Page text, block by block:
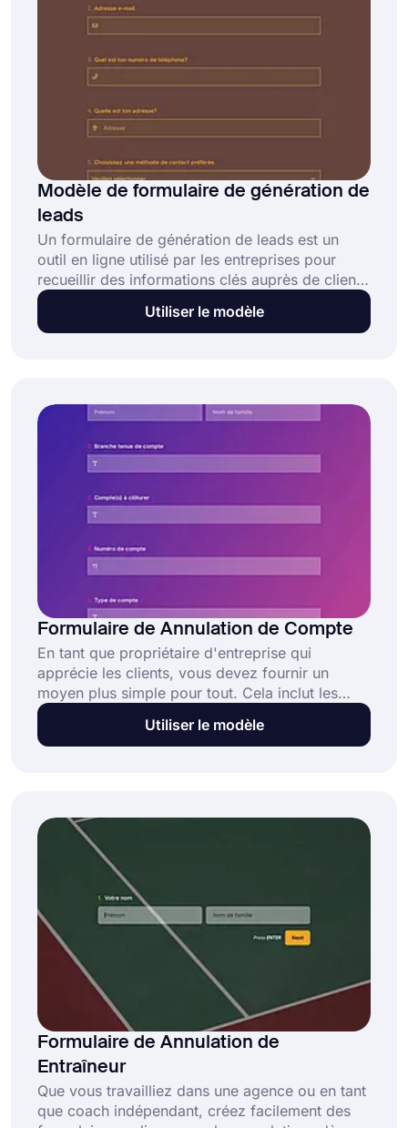
Modèle de formulaire de génération de
leads
Un formulaire de génération de leads est un
outil en ligne utilisé par les entreprises pour
recueillir des informations clés auprès de clients
potentiels et convertir les visiteurs de sites web
ou les utilisateurs de réseaux sociaux en ventes.
Utiliser le modèle
Formulaire de Annulation de Compte
En tant que propriétaire d'entreprise qui
apprécie les clients, vous devez fournir un
moyen plus simple pour tout. Cela inclut les
processus d'annulation pour les annulations
d'abonnement, d'adhésion ou de compte. Avec
possible de poser quelques questions à vos
clients sur leurs congés et de collecter des
adresses email. Sélectionnez simplement ce
modèle de formulaire de résiliation de compte
et créez votre formulaire de demande
gratuitement.
Utiliser le modèle
Formulaire de Annulation de
Entraîneur
Que vous travailliez dans une agence ou en tant
que coach indépendant, créez facilement des